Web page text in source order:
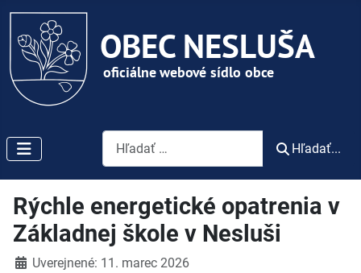
Vyhľadávanie
Hľadať...
Rýchle energetické opatrenia v
Základnej škole v Nesluši
DetailyUverejnené: 11. marec 2026